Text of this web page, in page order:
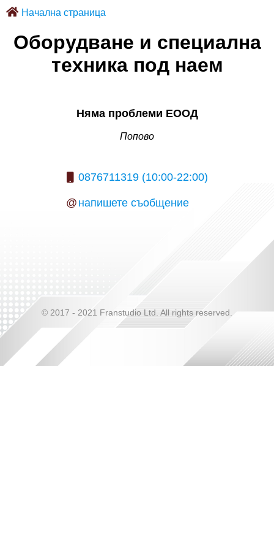
Начална страница
Оборудване и специална
техника под наем
Няма проблеми ЕООД
Попово
0876711319 (10:00-22:00)
@ напишете съобщение
© 2017 - 2021 Franstudio Ltd. All rights reserved.